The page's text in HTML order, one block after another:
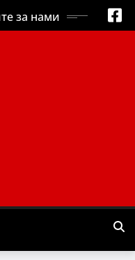
за нами